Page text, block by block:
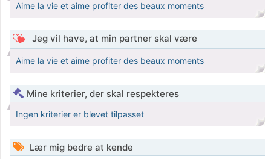
Aime la vie et aime profiter des beaux moments
Jeg vil have, at min partner skal være
Aime la vie et aime profiter des beaux moments
Mine kriterier, der skal respekteres
Ingen kriterier er blevet tilpasset
Lær mig bedre at kende